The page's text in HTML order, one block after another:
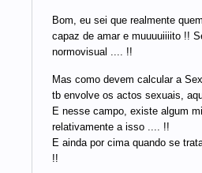
Bom, eu sei que realmente
capaz de amar e muuuuiiiito !!
normovisual .... !!
Mas como devem calcular a
tb envolve os actos sexuais,
E nesse campo, existe algum
relativamente a isso .... !!
E ainda por cima quando se
!!